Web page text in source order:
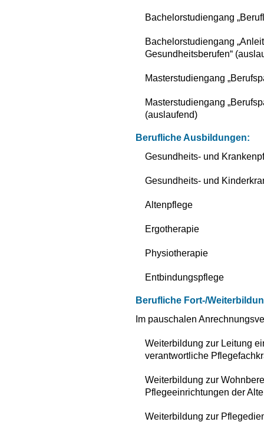
Bachelorstudiengang
Bachelorstudiengang
Gesundheitsberufen“
Masterstudiengang
Masterstudiengang
(auslaufend)
Berufliche Ausbildungen:
Gesundheits- und
Gesundheits- und
Altenpflege
Ergotherapie
Physiotherapie
Entbindungspflege
Berufliche Fort-/
Im pauschalen
Weiterbildung zur Leitung
verantwortliche
Weiterbildung zur
Pflegeeinrichtungen der
Weiterbildung zur